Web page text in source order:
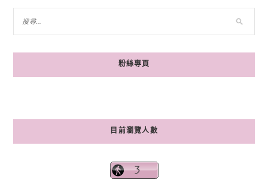
粉絲專頁
目前瀏覽人數